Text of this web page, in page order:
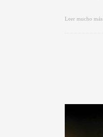
Leer mucho más